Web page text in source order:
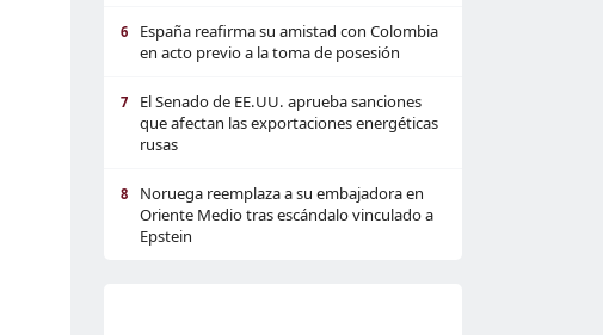
6
España reafirma su amistad con Colombia
en acto previo a la toma de posesión
7
El Senado de EE.UU. aprueba sanciones
que afectan las exportaciones energéticas
rusas
8
Noruega reemplaza a su embajadora en
Oriente Medio tras escándalo vinculado a
Epstein